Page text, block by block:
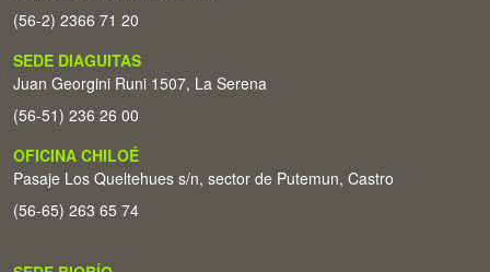
(56-2) 2366 71 20
SEDE DIAGUITAS
Juan Georgini Runi 1507, La Serena
(56-51) 236 26 00
OFICINA CHILOÉ
Pasaje Los Queltehues s/n, sector de Putemun, Castro
(56-65) 263 65 74